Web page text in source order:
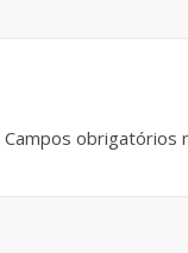
Campos obrigatórios